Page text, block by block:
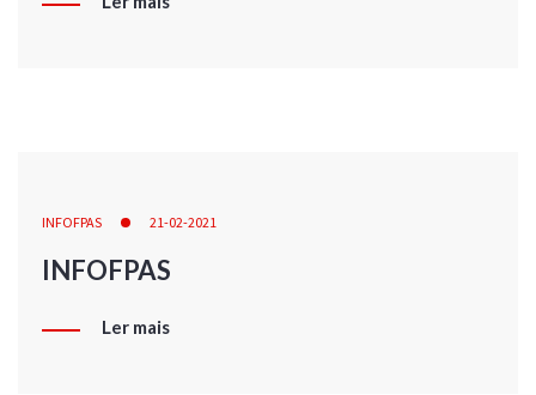
INFOFPAS 21-02-2021
INFOFPAS
Ler mais